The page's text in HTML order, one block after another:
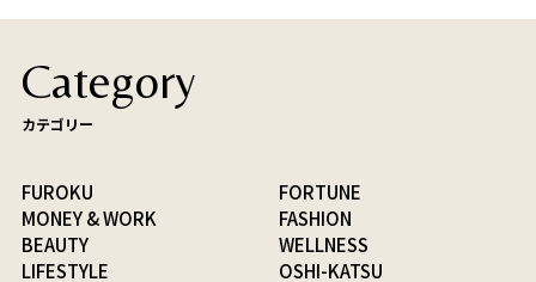
Category
カテゴリー
FUROKU
FORTUNE
MONEY & WORK
FASHION
BEAUTY
WELLNESS
LIFESTYLE
OSHI-KATSU